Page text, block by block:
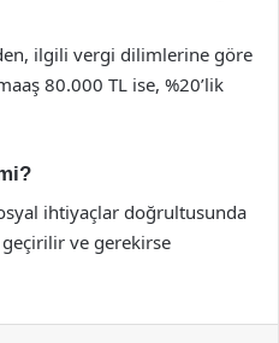
ilgili vergi dilimlerine göre
80.000 TL ise, %20’lik
ihtiyaçlar doğrultusunda
ve gerekirse